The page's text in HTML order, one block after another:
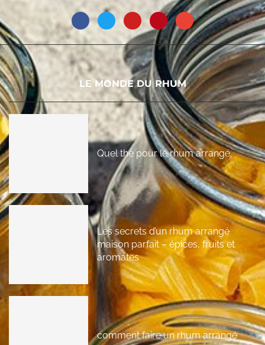
LE MONDE DU RHUM
Quel thé pour le rhum arrangé
Les secrets d’un rhum arrangé
maison parfait – épices, fruits et
aromates
comment faire un rhum arrangé